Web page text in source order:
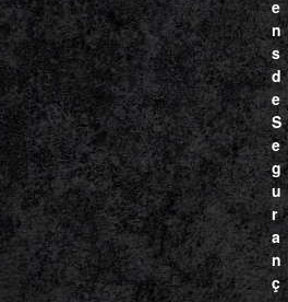
e
n
s
d
e
S
e
g
u
r
a
n
ç